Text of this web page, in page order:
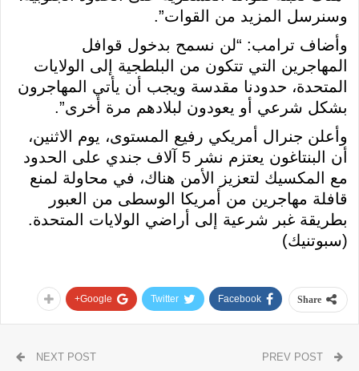
وسنرسل المزيد من القوات”.
وأضاف ترامب: “لن نسمح بدخول قوافل
المهاجرين التي تتكون من البلطجية إلى الولايات
المتحدة، حدودنا مقدسة ويجب أن يأتي المهاجرون
بشكل شرعي أو يعودون لبلادهم مرة أخرى”.
وأعلن جنرال أمريكي رفيع المستوى، يوم الاثنين،
أن البنتاغون يعتزم نشر 5 آلاف جندي على الحدود
مع المكسيك لتعزيز الأمن هناك، في محاولة لمنع
قافلة مهاجرين من أمريكا الوسطى من العبور
بطريقة غبر شرعية إلى أراضي الولايات المتحدة.
(سبوتنيك)
Share
Facebook
Twitter
Google+
NEXT POST